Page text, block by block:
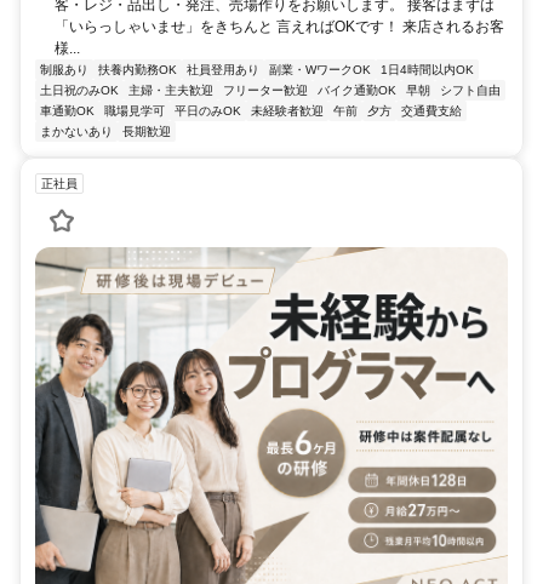
客・レジ・品出し・発注、売場作りをお願いします。 接客はまずは
「いらっしゃいませ」をきちんと 言えればOKです！ 来店されるお客
様...
制服あり 扶養内勤務OK 社員登用あり 副業・WワークOK
1日4時間以内OK
土日祝のみOK
主婦・主夫歓迎 フリーター歓迎 バイク通勤OK 早朝
シフト自由
車通勤OK
職場見学可 平日のみOK 未経験者歓迎 午前 夕方
交通費支給
まかないあり
長期歓迎
正社員